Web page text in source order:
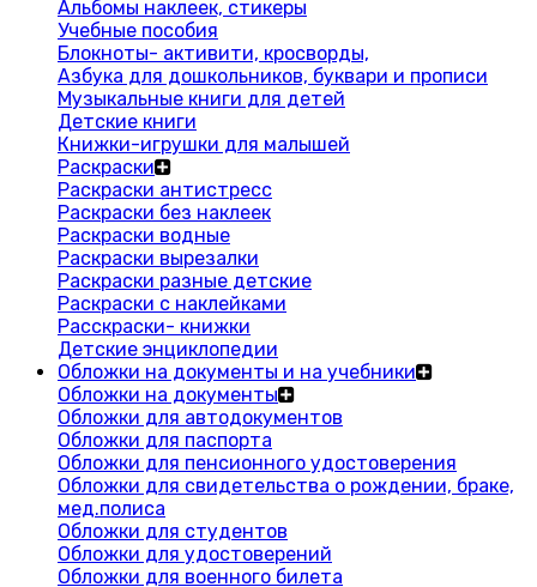
Альбомы наклеек, стикеры
Учебные пособия
Блокноты- активити, кросворды,
Азбука для дошкольников, буквари и прописи
Музыкальные книги для детей
Детские книги
Книжки-игрушки для малышей
Раскраски
Раскраски антистресс
Раскраски без наклеек
Раскраски водные
Раскраски вырезалки
Раскраски разные детские
Раскраски с наклейками
Расскраски- книжки
Детские энциклопедии
Обложки на документы и на учебники
Обложки на документы
Обложки для автодокументов
Обложки для паспорта
Обложки для пенсионного удостоверения
Обложки для свидетельства о рождении, браке,
мед.полиса
Обложки для студентов
Обложки для удостоверений
Обложки для военного билета